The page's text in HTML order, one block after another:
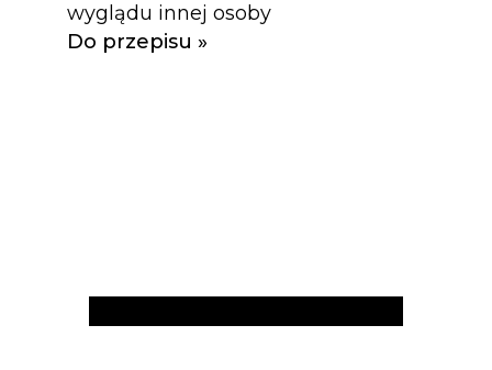
wyglądu innej osoby
Do przepisu »